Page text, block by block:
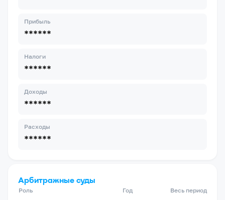
Прибыль
******
Налоги
******
Доходы
******
Расходы
******
Арбитражные суды
Роль Год Весь период